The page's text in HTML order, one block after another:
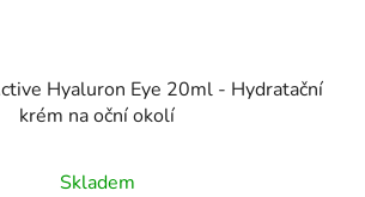
Hyaluron Eye 20ml - Hydratační
krém na oční okolí
Skladem